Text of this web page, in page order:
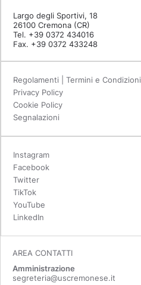
Largo degli Sportivi, 18
26100 Cremona (CR)
Tel. +39 0372 434016
Fax. +39 0372 433248
Regolamenti | Termini e Condizioni
Privacy Policy
Cookie Policy
Segnalazioni
Instagram
Facebook
Twitter
TikTok
YouTube
LinkedIn
AREA CONTATTI
Amministrazione
segreteria@uscremonese.it